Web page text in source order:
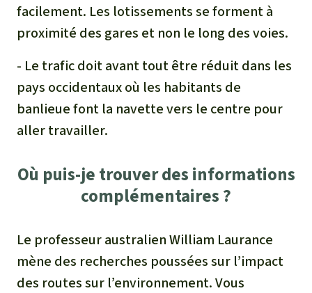
facilement. Les lotissements se forment à
proximité des gares et non le long des voies.
- Le trafic doit avant tout être réduit dans les
pays occidentaux où les habitants de
banlieue font la navette vers le centre pour
aller travailler.
Où puis-je trouver des informations
complémentaires ?
Le professeur australien William Laurance
mène des recherches poussées sur l’impact
des routes sur l’environnement. Vous